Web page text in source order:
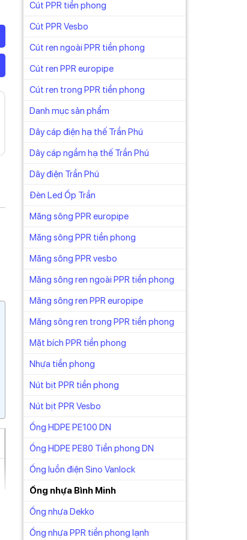
Cút PPR tiền phong
Cút PPR Vesbo
Cút ren ngoài PPR tiền phong
Cút ren PPR europipe
Cút ren trong PPR tiền phong
Danh mục sản phẩm
Dây cáp điện hạ thế Trần Phú
Dây cáp ngầm hạ thế Trần Phú
Dây điện Trần Phú
Đèn Led Ốp Trần
Măng sông PPR europipe
Măng sông PPR tiền phong
Măng sông PPR vesbo
Măng sông ren ngoài PPR tiền phong
Măng sông ren PPR europipe
Măng sông ren trong PPR tiền phong
Mặt bích PPR tiền phong
Nhựa tiền phong
Nút bịt PPR tiền phong
Nút bịt PPR Vesbo
Ống HDPE PE100 DN
Ống HDPE PE80 Tiền phong DN
Ống luồn điện Sino Vanlock
Ống nhựa Bình Minh
Ống nhựa Dekko
Ống nhựa PPR tiền phong lạnh